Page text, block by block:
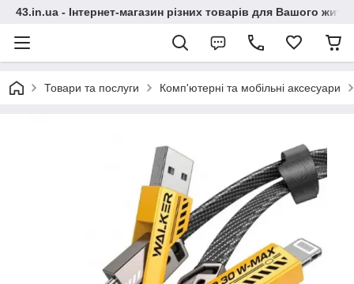
43.in.ua - Інтернет-магазин різних товарів для Вашого
Товари та послуги Комп'ютерні та мобільні аксесуари